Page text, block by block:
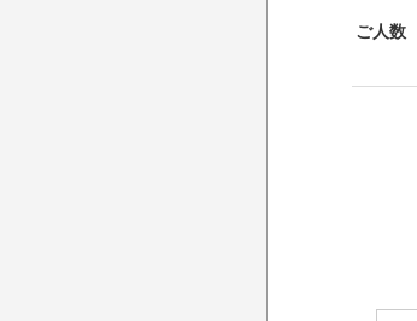
ご人数